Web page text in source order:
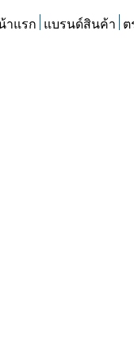
าแรก แบรนด์สินค้า ต